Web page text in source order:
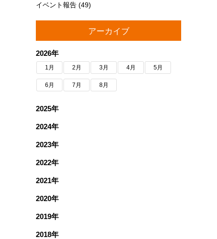
イベント報告 (49)
アーカイブ
2026年
1月 2月 3月 4月 5月
6月 7月 8月
2025年
2024年
2023年
2022年
2021年
2020年
2019年
2018年